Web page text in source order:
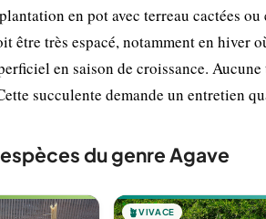
en pot avec terreau cactées
être très espacé, notamment en hiver
en saison de croissance.
succulente demande un entretien
du genre Agave
🪴VIVACE